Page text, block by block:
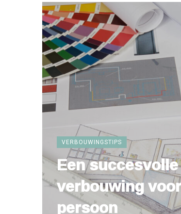
VERBOUWINGSTIPS
Een succesvolle
verbouwing
persoon